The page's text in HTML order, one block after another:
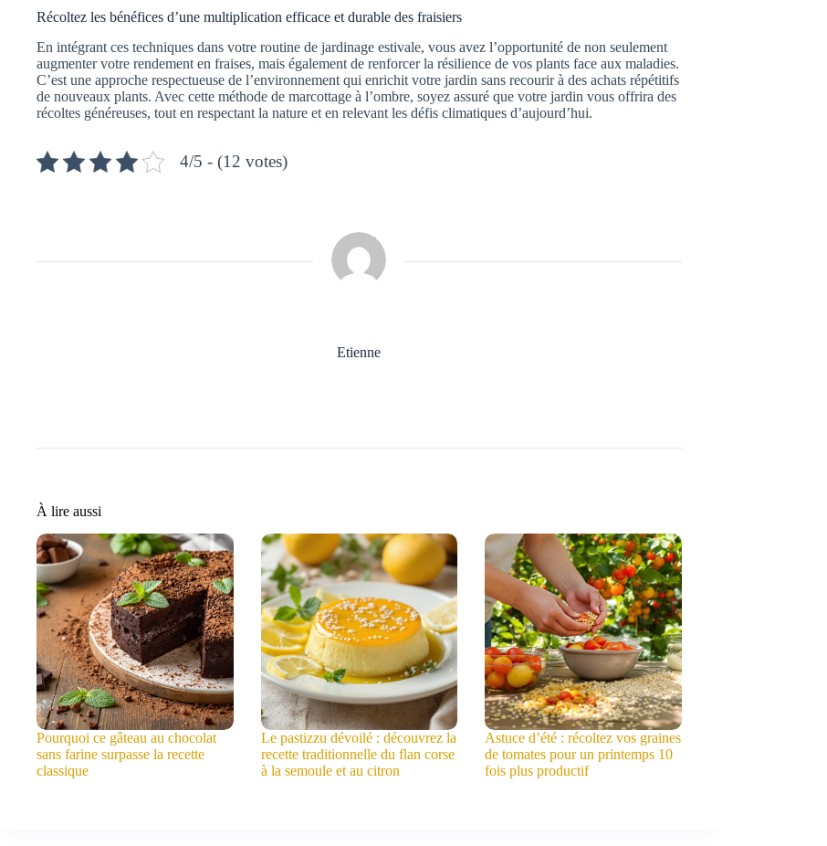
Récoltez les bénéfices d’une multiplication efficace et durable des fraisiers
En intégrant ces techniques dans votre routine de jardinage estivale, vous avez l’opportunité de non seulement
augmenter votre rendement en fraises, mais également de renforcer la résilience de vos plants face aux maladies.
C’est une approche respectueuse de l’environnement qui enrichit votre jardin sans recourir à des achats répétitifs
de nouveaux plants. Avec cette méthode de marcottage à l’ombre, soyez assuré que votre jardin vous offrira des
récoltes généreuses, tout en respectant la nature et en relevant les défis climatiques d’aujourd’hui.
4/5 - (12 votes)
Etienne
À lire aussi
Pourquoi ce gâteau au chocolat
sans farine surpasse la recette
classique
Le pastizzu dévoilé : découvrez la
recette traditionnelle du flan corse
à la semoule et au citron
Astuce d’été : récoltez vos graines
de tomates pour un printemps 10
fois plus productif